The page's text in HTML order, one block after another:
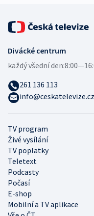
TV program
Živé vysílání
TV poplatky
Teletext
Podcasty
Počasí
E-shop
Mobilní a TV aplikace
Divácké centrum
každý všední den:
261 136 113
info@ceskatelevize.cz